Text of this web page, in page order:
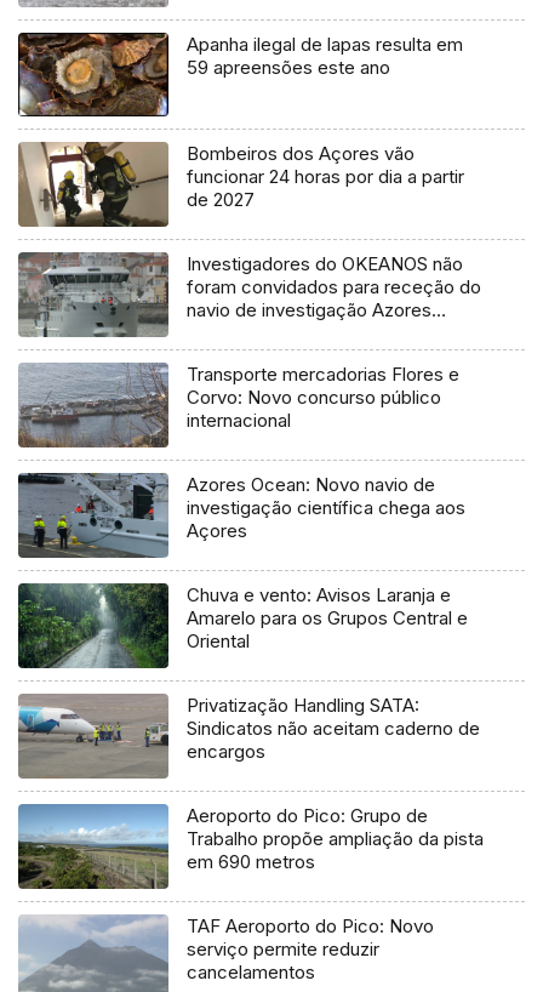
Apanha ilegal de lapas resulta em
59 apreensões este ano
Bombeiros dos Açores vão
funcionar 24 horas por dia a partir
de 2027
Investigadores do OKEANOS não
foram convidados para receção do
navio de investigação Azores
Transporte mercadorias Flores e
Corvo: Novo concurso público
internacional
Azores Ocean: Novo navio de
investigação científica chega aos
Açores
Chuva e vento: Avisos Laranja e
Amarelo para os Grupos Central e
Oriental
Privatização Handling SATA:
Sindicatos não aceitam caderno de
encargos
Aeroporto do Pico: Grupo de
Trabalho propõe ampliação da pista
em 690 metros
TAF Aeroporto do Pico: Novo
serviço permite reduzir
cancelamentos